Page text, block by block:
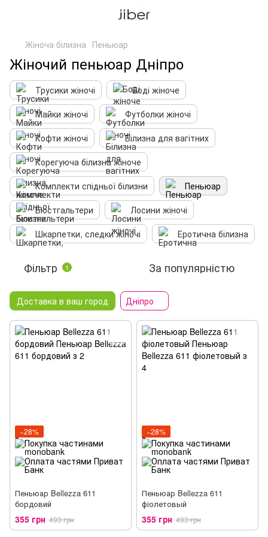
Жіноча білизна Пеньюар
Жіночий пеньюар Дніпро
Трусики жіночі
Боді жіноче
Майки жіночі
Футболки жіночі
Кофти жіночі
Білизна для вагітних
Корегуюча білизна жіноче
Комплекти спідньої білизни
Пеньюар
Бюстгальтери
Лосини жіночі
Шкарпетки, следки жіночі
Еротична білизна
Фільтр 1 За популярністю
Доставка в ваш город Дніпро
−28%
Пеньюар Bellezza 611
бордовий
355 грн 493 грн
−28%
Пеньюар Bellezza 611
фіолетовый
355 грн 493 грн